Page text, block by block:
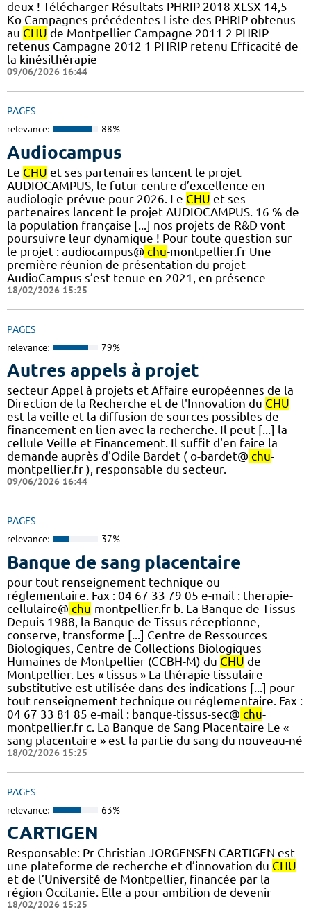
deux ! Télécharger Résultats PHRIP 2018 XLSX 14,5
Ko Campagnes précédentes Liste des PHRIP obtenus
au CHU de Montpellier Campagne 2011 2 PHRIP
retenus Campagne 2012 1 PHRIP retenu Efficacité de
la kinésithérapie
09/06/2026 16:44
PAGES
relevance: 88%
Audiocampus
Le CHU et ses partenaires lancent le projet
AUDIOCAMPUS, le futur centre d’excellence en
audiologie prévue pour 2026. Le CHU et ses
partenaires lancent le projet AUDIOCAMPUS. 16 % de
la population française [...] nos projets de R&D vont
poursuivre leur dynamique ! Pour toute question sur
le projet : audiocampus@ chu-montpellier.fr Une
première réunion de présentation du projet
AudioCampus s’est tenue en 2021, en présence
18/02/2026 15:25
PAGES
relevance: 79%
Autres appels à projet
secteur Appel à projets et Affaire européennes de la
Direction de la Recherche et de l'Innovation du CHU
est la veille et la diffusion de sources possibles de
financement en lien avec la recherche. Il peut [...] la
cellule Veille et Financement. Il suffit d'en faire la
demande auprès d'Odile Bardet ( o-bardet@ chu-
montpellier.fr ), responsable du secteur.
09/06/2026 16:44
PAGES
relevance: 37%
Banque de sang placentaire
pour tout renseignement technique ou
réglementaire. Fax : 04 67 33 79 05 e-mail : therapie-
cellulaire@ chu-montpellier.fr b. La Banque de Tissus
Depuis 1988, la Banque de Tissus réceptionne,
conserve, transforme [...] Centre de Ressources
Biologiques, Centre de Collections Biologiques
Humaines de Montpellier (CCBH-M) du CHU de
Montpellier. Les « tissus » La thérapie tissulaire
substitutive est utilisée dans des indications [...] pour
tout renseignement technique ou réglementaire. Fax :
04 67 33 81 85 e-mail : banque-tissus-sec@ chu-
montpellier.fr c. La Banque de Sang Placentaire Le «
sang placentaire » est la partie du sang du nouveau-né
18/02/2026 15:25
PAGES
relevance: 63%
CARTIGEN
Responsable: Pr Christian JORGENSEN CARTIGEN est
une plateforme de recherche et d’innovation du CHU
et de l’Université de Montpellier, financée par la
région Occitanie. Elle a pour ambition de devenir
18/02/2026 15:25